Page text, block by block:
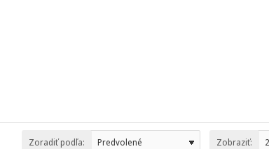
Zoradiť podľa: Zobraziť: